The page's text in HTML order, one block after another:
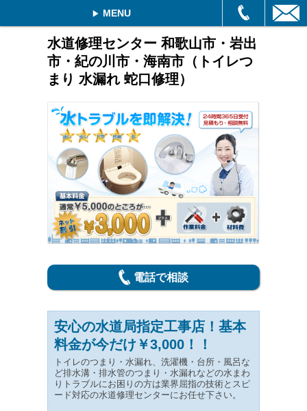
MENU
水道修理センター 和歌山市・岩出
市・紀の川市・海南市（トイレつ
まり 水漏れ 蛇口修理）
電話で相談
安心の水道局指定工事店！基本
料金が今だけ￥3,000！！
トイレのつまり・水漏れ、洗濯機・台所・風呂な
ど排水溝・排水管のつまり・水漏れなどの水まわ
りトラブルにお困りの方は業界屈指の技術とスピ
ード対応の水道修理センターにお任せ下さい。